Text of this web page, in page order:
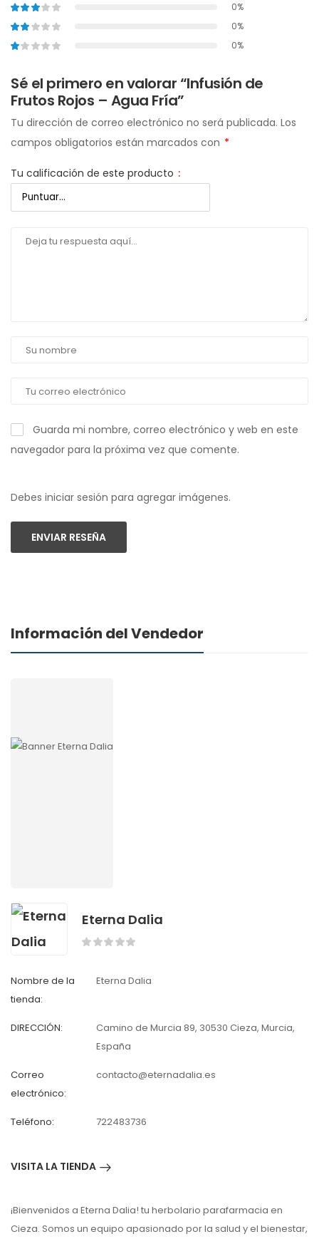
0%
0%
0%
Sé el primero en valorar “Infusión de
Frutos Rojos – Agua Fría”
Tu dirección de correo electrónico no será publicada. Los
campos obligatorios están marcados con *
Tu calificación de este producto :
Guarda mi nombre, correo electrónico y web en este
navegador para la próxima vez que comente.
Debes iniciar sesión para agregar imágenes.
ENVIAR RESEÑA
Información del Vendedor
Eterna Dalia
Nombre de la
tienda:
Eterna Dalia
DIRECCIÓN:
Camino de Murcia 89, 30530 Cieza, Murcia,
España
Correo
electrónico:
contacto@eternadalia.es
Teléfono: 722483736
VISITA LA TIENDA
¡Bienvenidos a Eterna Dalia! tu herbolario parafarmacia en
Cieza. Somos un equipo apasionado por la salud y el bienestar,